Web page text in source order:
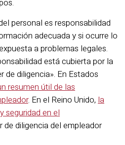
personal es responsabilidad
adecuada y si ocurre lo
a problemas legales.
está cubierta por la
de diligencia». En Estados
resumen útil de las
. En el Reino Unido, la
seguridad en el
de diligencia del empleador